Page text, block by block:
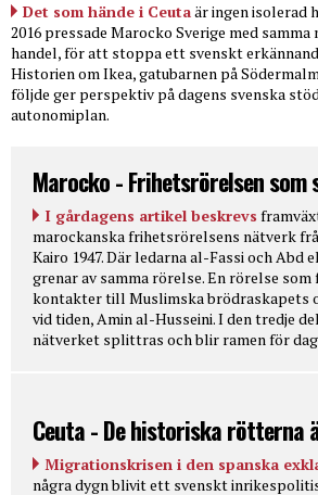
Det som hände i Ceutaär ingen isolerad
2016 pressade Marocko Sverige med
handel, för att stoppa ett svenskt
Historien om Ikea, gatubarnen på
följde ger perspektiv på dagens svenska
autonomiplan.
Marocko - Frihetsrörelsen
I gårdagens artikel beskrevs
marockanska frihetsrörelsens nätverk
Kairo 1947. Där ledarna al-Fassi och Abd
grenar av samma rörelse. En rörelse som
kontakter till Muslimska brödraskapets
vid tiden, Amin al-Husseini. I den tredje
nätverket splittras och blir ramen för
Ceuta - De historiska rötterna
Migrationskrisen i den spanska
några dygn blivit ett svenskt